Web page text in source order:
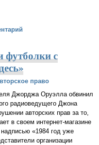
футболки с
право
Джорджа Оруэлла обвинил
радиоведущего Джона
авторских прав за то,
в своем интернет-магазине
«1984 год уже
организации